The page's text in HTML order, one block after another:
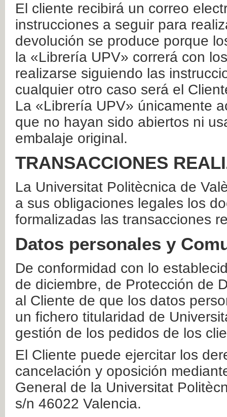
El cliente recibirá un correo
instrucciones a seguir para
devolución se produce porque
la «Librería UPV» correrá con
realizarse siguiendo las
cualquier otro caso será el
La «Librería UPV» únicamente
que no hayan sido abiertos ni
embalaje original.
TRANSACCIONES
La Universitat Politècnica de
a sus obligaciones legales los
formalizadas las transacciones
Datos personales y
De conformidad con lo
de diciembre, de Protección de
al Cliente de que los datos
un fichero titularidad de
gestión de los pedidos de los
El Cliente puede ejercitar los
cancelación y oposición
General de la Universitat
s/n 46022 Valencia.